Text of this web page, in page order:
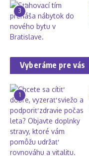
3
Vyberáme pre vás
1